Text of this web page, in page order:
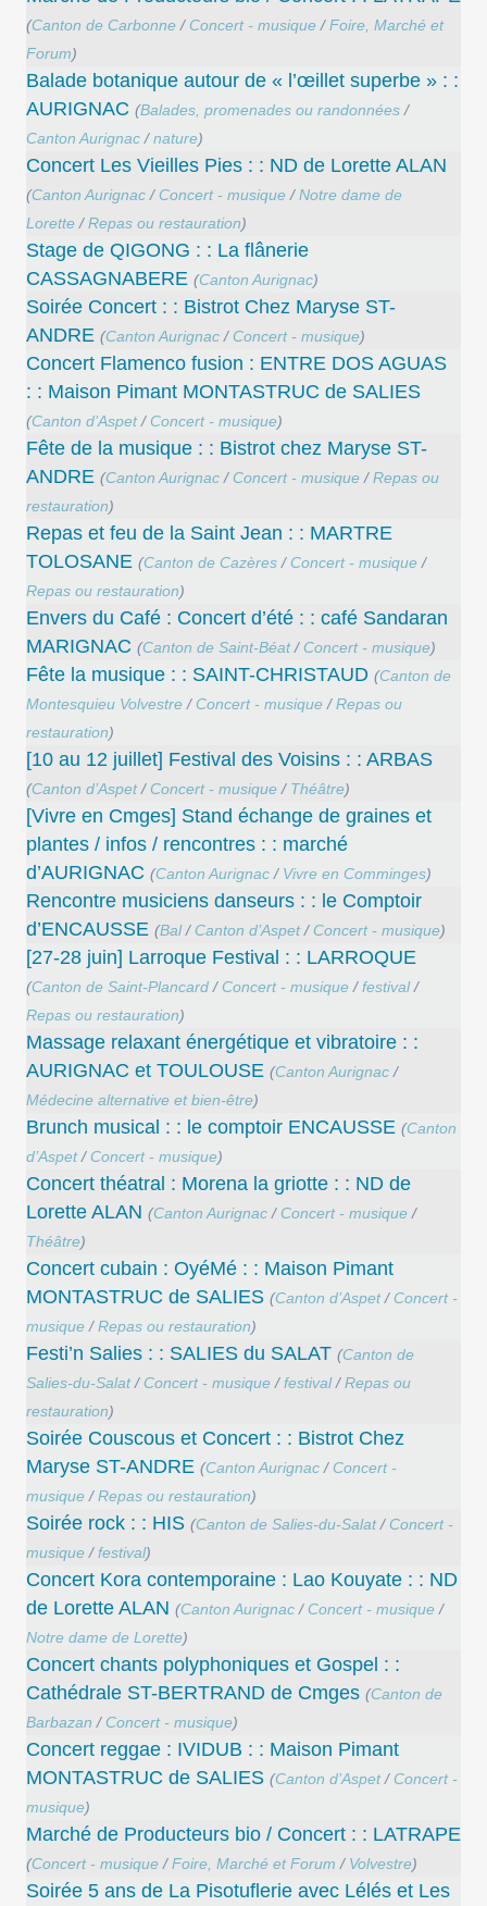
(Canton de Carbonne / Concert - musique /Foire, Marché et
Forum)
Balade botanique autour de « l’œillet superbe » : :
AURIGNAC (Balades, promenades ou randonnées /
Canton Aurignac /nature)
Concert Les Vieilles Pies : : ND de Lorette ALAN
(Canton Aurignac / Concert - musique /Notre dame de
Lorette /Repas ou restauration)
Stage de QIGONG : : La flânerie
CASSAGNABERE (Canton Aurignac)
Soirée Concert : : Bistrot Chez Maryse ST-
ANDRE (Canton Aurignac / Concert - musique)
Concert ​Flamenco fusion : ENTRE DOS AGUAS
: : Maison Pimant MONTASTRUC de SALIES
(Canton d’Aspet/ Concert - musique)
Fête de la musique : : Bistrot chez Maryse ST-
ANDRE (Canton Aurignac / Concert - musique /Repas ou
restauration)
Repas et feu de la Saint Jean : : MARTRE
TOLOSANE (Canton de Cazères / Concert - musique /
Repas ou restauration)
Envers du Café : Concert d’été : : café Sandaran
MARIGNAC (Canton de Saint-Béat/ Concert - musique)
Fête la musique : : SAINT-CHRISTAUD (Canton de
Montesquieu Volvestre / Concert - musique /Repas ou
restauration)
[10 au 12 juillet] Festival des Voisins : : ARBAS
(Canton d’Aspet/ Concert - musique / Théâtre)
[Vivre en Cmges] Stand échange de graines et
plantes / infos / rencontres : : marché
d’AURIGNAC (Canton Aurignac / Vivre en Comminges)
Rencontre musiciens danseurs : : le Comptoir
d’ENCAUSSE (Bal/ Canton d’Aspet/ Concert - musique)
[27-28 juin] Larroque Festival : : LARROQUE
(Canton de Saint-Plancard / Concert - musique /festival/
Repas ou restauration)
Massage relaxant énergétique et vibratoire : :
AURIGNAC et TOULOUSE (Canton Aurignac /
Médecine alternative et bien-être)
Brunch musical : : le comptoir ENCAUSSE (Canton
d’Aspet/ Concert - musique)
Concert théatral : Morena la griotte : : ND de
Lorette ALAN (Canton Aurignac / Concert - musique /
Théâtre)
Concert cubain : OyéMé : : Maison Pimant
MONTASTRUC de SALIES (Canton d’Aspet/ Concert -
musique /Repas ou restauration)
Festi’n Salies : : SALIES du SALAT (Canton de
Salies-du-Salat/ Concert - musique /festival/Repas ou
restauration)
Soirée Couscous et Concert : : Bistrot Chez
Maryse ST-ANDRE (Canton Aurignac / Concert -
musique /Repas ou restauration)
Soirée rock : : HIS (Canton de Salies-du-Salat/ Concert -
musique /festival)
Concert Kora contemporaine : Lao Kouyate : : ND
de Lorette ALAN (Canton Aurignac / Concert - musique /
Notre dame de Lorette)
Concert chants polyphoniques et Gospel : :
Cathédrale ST-BERTRAND de Cmges (Canton de
Barbazan / Concert - musique)
Concert reggae : IVIDUB : : Maison Pimant
MONTASTRUC de SALIES (Canton d’Aspet/ Concert -
musique)
Marché de Producteurs bio / Concert : : LATRAPE
(Concert - musique /Foire, Marché et Forum / Volvestre)
Soirée 5 ans de La Pisotuflerie avec Lélés et Les